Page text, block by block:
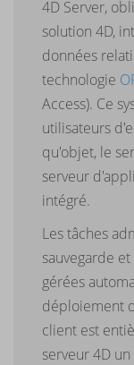
4D Server,
solution 4D,
données
technologie
Access). Ce
utilisateurs
qu'objet, le
serveur
intégré.
Les tâches
sauvegarde
gérées
déploiement
client est
serveur 4D